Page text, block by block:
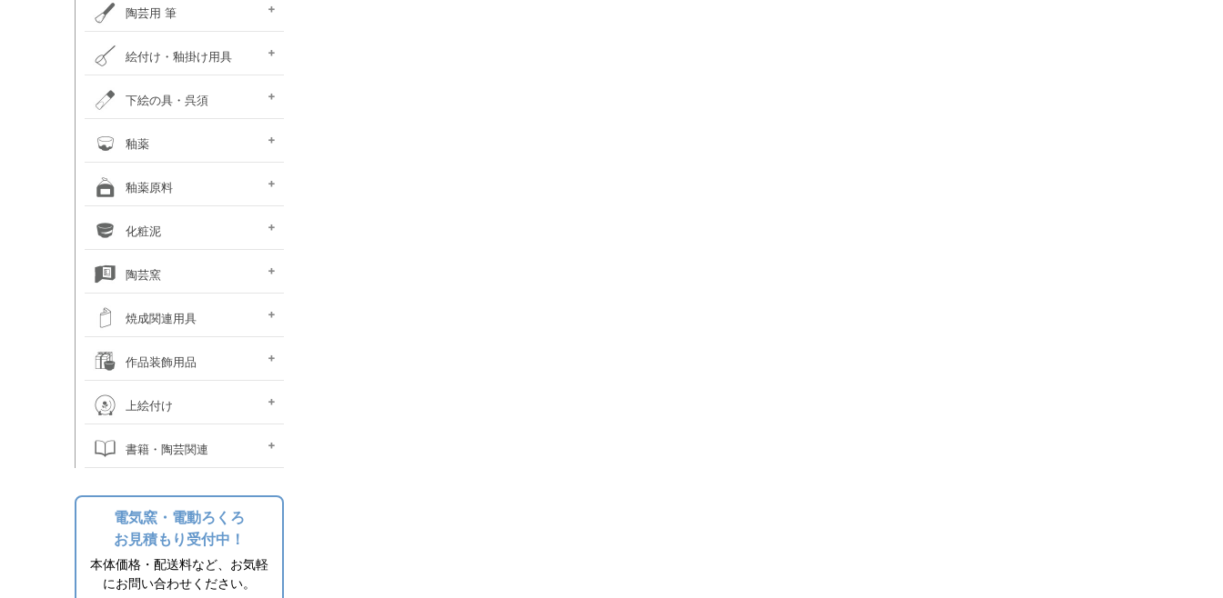
ポットミル機
タタラ機
釉薬攪拌機
秤
ひも作り機
グラインダ・ハマすり機
陶芸用 筆
陶芸用筆セット
面相筆
彩色･呉須筆
ダミ筆
竹刷毛･平刷毛･平筆
絵付け・釉掛け用具
絵付け・釉掛けセット
絵付け用小道具
梅皿･重ね皿
スポイト･比重計
霧吹き
釉掛けハサミ･柄杓
釉薬攪拌機
上薬容器
釉はがし刷毛･スポンジ
乳鉢
ふるい
のり剤・溶媒剤
（撥水剤・マスキング）
沈殿防止剤・解固剤
下絵の具・呉須
下絵用転写紙
チューブ式下絵の具
液体下絵の具
粉末下絵の具
呉須
下絵具ワンストローク
盛り絵具
下絵用ペン・鉛筆
楽焼下絵具
素焼き素材
釉薬
液体釉薬
粉末釉薬
基礎釉薬
シリーズ（上級者向）
カフェカラー
カレット（ガラス片）
楽焼釉薬 無鉛
釉薬原料
釉薬着色剤 (金属類)
着色土石類
釉薬添加剤
（長石・珪石）
木灰･ワラ灰
釉薬媒溶剤
化粧泥
化粧泥 粉末
化粧泥 液体
陶芸窯
電気陶芸窯
石油陶芸窯
ガス陶芸窯
焼成関連用具
カーボン製棚板
ムライト製棚板
支柱・サイコロ
アルミナ棒
ゼーゲルコーン
陶芸用温度計・熱電対
窯・棚板補修用品
その他焼成小道具
作品装飾用品
桐箱
ウコン布・立札
絵皿立て
照明器具関係
時計ムーブメント
焼酎カラン
掛け花金具
土瓶ツル
作品補修用品
上絵付け
上絵素材
上絵付け絵の具
上絵用転写紙
金液・金油・ラスター液
上絵付け小道具
上絵付け電気炉
上絵付け溶媒
書籍・陶芸関連
陶芸書籍
電気窯・電動ろくろ
お見積もり受付中！
本体価格・配送料など、お気軽
にお問い合わせください。